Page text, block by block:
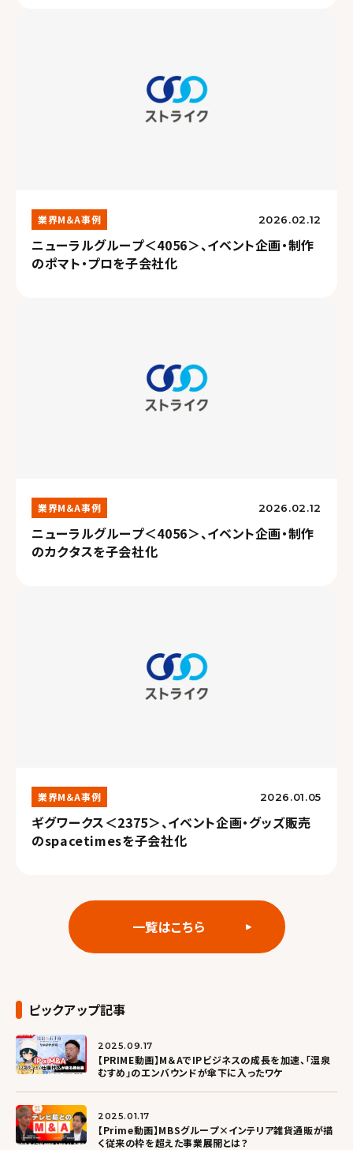
業界M＆A事例 2026.02.12
ニューラルグループ＜4056＞、イベント企画・制作
のポマト・プロを子会社化
業界M＆A事例 2026.02.12
ニューラルグループ＜4056＞、イベント企画・制作
のカクタスを子会社化
業界M＆A事例 2026.01.05
ギグワークス＜2375＞、イベント企画・グッズ販売
のspacetimesを子会社化
一覧はこちら
ピックアップ記事
2025.09.17
【PRIME動画】M＆AでIPビジネスの成長を加速、「温泉
むすめ」のエンバウンドが傘下に入ったワケ
2025.01.17
【Prime動画】MBSグループ×インテリア雑貨通販が描
く従来の枠を超えた事業展開とは？